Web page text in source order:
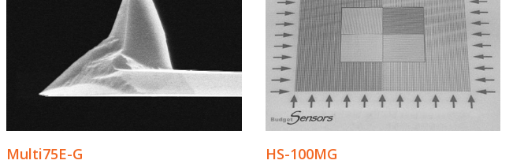
Multi75E-G HS-100MG